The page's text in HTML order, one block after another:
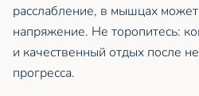
расслабление, в мышцах
напряжение. Не торопитесь:
и качественный отдых после
прогресса.